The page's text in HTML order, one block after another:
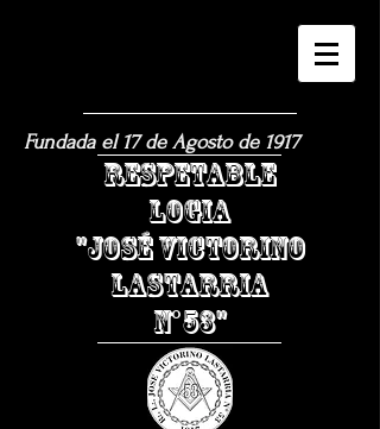
Fundada el 17 de Agosto de 1917
​RESPETABLE
LOGIA
"JOSÉ VICTORINO
LASTARRIA
N°53"